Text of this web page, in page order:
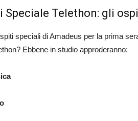
Speciale Telethon: gli
speciali di Amadeus per la prima
Ebbene in studio approderanno: